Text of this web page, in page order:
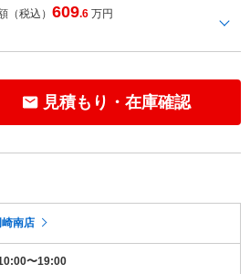
（税込）609.6 万円
見積もり・在庫確認
南店
〜19:00